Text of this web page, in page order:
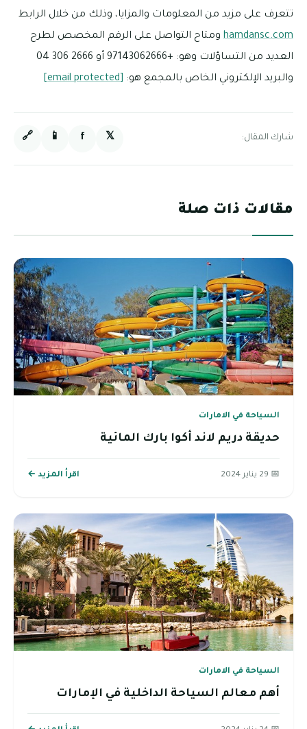
تتعرف على مزيد من المعلومات والمزايا، وذلك من خلال الرابط
hamdansc.com ومتاح التواصل على الرقم المخصص لطرح
العديد من التساؤلات وهو: +97143062666 أو 2666 306 04
والبريد الإلكتروني الخاص بالمجمع هو: [email protected]
شارك المقال: 𝕏
f
📱
🔗
مقالات ذات صلة
السياحة في الامارات
حديقة دريم لاند أكوا بارك المائية
📅 29 يناير 2024 اقرأ المزيد ←
السياحة في الامارات
أهم معالم السياحة الداخلية في الإمارات